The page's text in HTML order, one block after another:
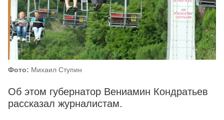
Фото: Михаил Ступин
Об этом губернатор Вениамин Кондратьев
рассказал журналистам.